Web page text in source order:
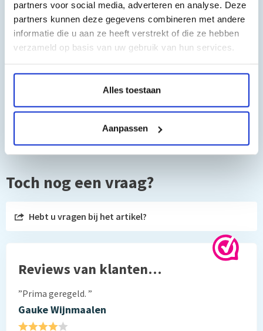
partners voor social media, adverteren en analyse. Deze
partners kunnen deze gegevens combineren met andere
informatie die u aan ze heeft verstrekt of die ze hebben
verzameld op basis van uw gebruik van hun services.
Alles toestaan
Aanpassen
vervaardigd volgens de hoogste kwaliteitsnormen. Met deze
set van toner kunt u gemakkelijk scherpe, heldere en
levendige afdrukken maken, of u nu rapporten, presentaties of
foto's afdrukt.
omdat deze toners van het huismerk van MediaHolland® zijn,
kunt u er zeker van zijn dat u een hoogwaardig product krijgt
voor een betaalbare prijs.
Toch nog een vraag?
Hebt u vragen bij het artikel?
Reviews van klanten…
”Prima geregeld. ”
Gauke Wijnmaalen